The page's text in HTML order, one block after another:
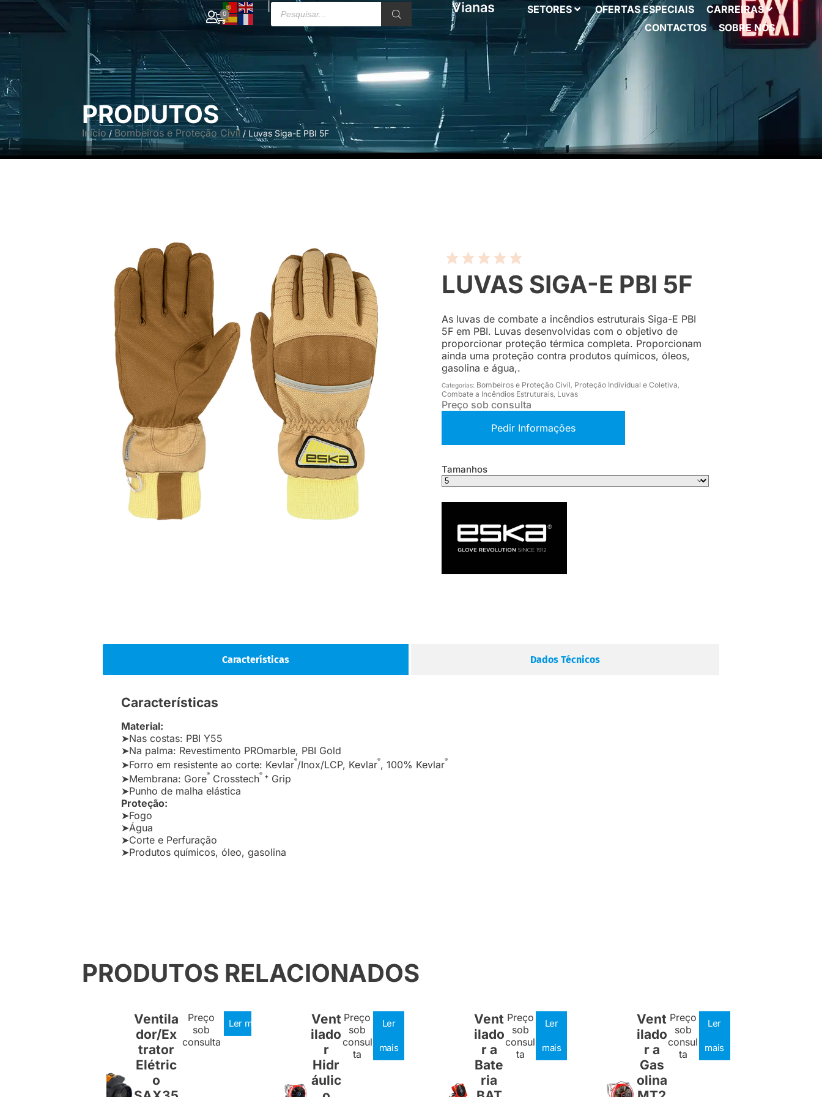
0 SETORES OFERTAS ESPECIAIS
CARREIRAS
CONTACTOS
SOBRE NÓS
PRODUTOS
Início / Bombeiros e Proteção Civil / Luvas Siga-E PBI 5F
LUVAS SIGA-E PBI 5F
As luvas de combate a incêndios estruturais Siga-E PBI
5F em PBI. Luvas desenvolvidas com o objetivo de
proporcionar proteção térmica completa. Proporcionam
ainda uma proteção contra produtos químicos, óleos,
gasolina e água,.
Categorias: Bombeiros e Proteção Civil, Proteção Individual e Coletiva,
Combate a Incêndios Estruturais, Luvas
Preço sob consulta
Pedir Informações
Tamanhos
Características Dados Técnicos
Características
Material:
➤Nas costas: PBI Y55
➤Na palma: Revestimento PROmarble, PBI Gold
➤Forro em resistente ao corte: Kevlar®/Inox/LCP, Kevlar®, 100% Kevlar®
➤Membrana: Gore® Crosstech® + Grip
➤Punho de malha elástica
Proteção:
➤Fogo
➤Água
➤Corte e Perfuração
➤Produtos químicos, óleo, gasolina
PRODUTOS RELACIONADOS
Ventila
dor/Ex
trator
Elétric
o
Preço
sob
consulta
Ler mais
Vent
ilado
r
Hidr
áulic
Preço
sob
consul
ta
Ler
mais
Vent
ilado
r a
Bate
ria
Preço
sob
consul
ta
Ler
mais
Vent
ilado
r a
Gas
olina
Preço
sob
consul
ta
Ler
mais